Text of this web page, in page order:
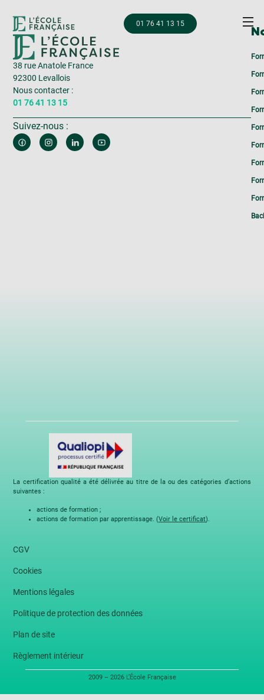
01 76 41 13 15
38 rue Anatole France
92300 Levallois
Nous contacter :
01 76 41 13 15
Suivez-nous :
La certification qualité a été délivrée au titre de la ou des catégories d’actions
suivantes :
actions de formation ;
actions de formation par apprentissage. (Voir le certificat).
CGV
Cookies
Mentions légales
Politique de protection des données
Plan de site
Règlement intérieur
2009 – 2026 L’École Française